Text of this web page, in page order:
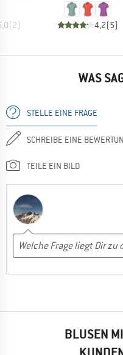
(2) 4,2(5)
WAS
STELLE EINE FRAGE
SCHREIBE EINE
TEILE EIN BILD
BLUSEN